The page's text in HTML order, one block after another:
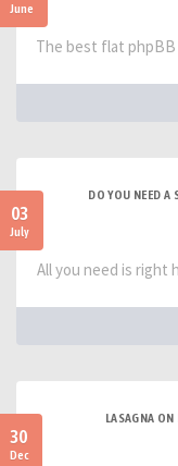
June
The best flat phpBB
03
July
DO YOU NEED A
All you need is right
30
Dec
LASAGNA